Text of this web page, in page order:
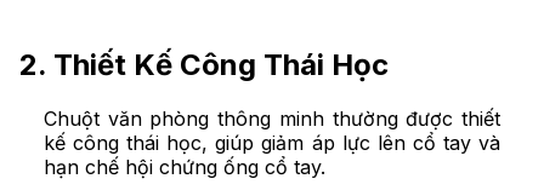
2. Thiết Kế Công Thái Học
Chuột văn phòng thông minh thường được thiết
kế công thái học, giúp giảm áp lực lên cổ tay và
hạn chế hội chứng ống cổ tay.